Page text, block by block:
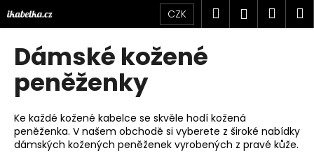
na
obsah
CZK Hledat
Dámské kožené
peněženky
Ke každé kožené kabelce se skvěle hodí kožená
peněženka. V našem obchodě si vyberete z široké nabídky
dámských kožených peněženek vyrobených z pravé kůže.
K
o
C
o
p
o